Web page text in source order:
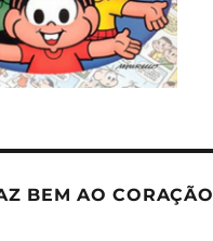
BEM AO CORAÇÃO